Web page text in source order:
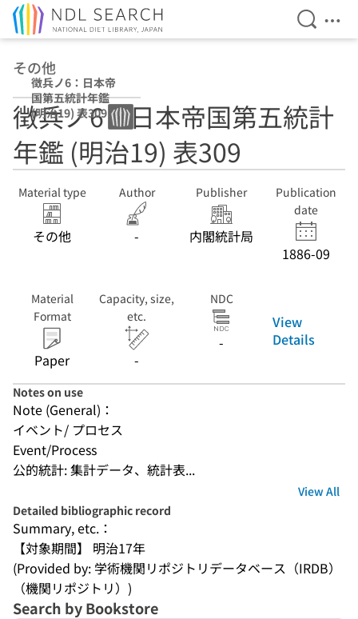
Open
その他
徴兵ノ6：日本帝
国第五統計年鑑
(明治19) 表309
徴兵ノ6：日本帝国第五統計
年鑑 (明治19) 表309
Material type
その他
Author
-
Publisher
内閣統計局
Publication
date
1886-09
Material
Format
Paper
Capacity, size,
etc.
-
NDC
-
View
Details
Notes on use
Note (General)：
イベント/ プロセス
Event/Process
公的統計: 集計データ、統計表...
View All
Detailed bibliographic record
Summary, etc.：
【対象期間】 明治17年
(Provided by: 学術機関リポジトリデータベース（IRDB）
（機関リポジトリ）)
Search by Bookstore